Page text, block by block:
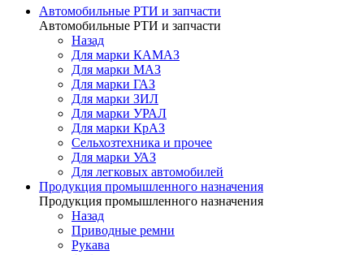
Автомобильные РТИ и запчасти
Автомобильные РТИ и запчасти
Назад
Для марки КАМАЗ
Для марки МАЗ
Для марки ГАЗ
Для марки ЗИЛ
Для марки УРАЛ
Для марки КрАЗ
Сельхозтехника и прочее
Для марки УАЗ
Для легковых автомобилей
Продукция промышленного назначения
Продукция промышленного назначения
Назад
Приводные ремни
Рукава